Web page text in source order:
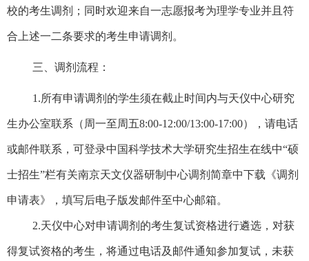
校的考生调剂；同时欢迎来自一志愿报考为理学专业并且符
合上述一二条要求的考生申请调剂。
三、调剂流程：
1.所有申请调剂的学生须在截止时间内与天仪中心研究
生办公室联系（周一至周五8:00-12:00/13:00-17:00），请电话
或邮件联系，可登录中国科学技术大学研究生招生在线中“硕
士招生”栏有关南京天文仪器研制中心调剂简章中下载《调剂
申请表》，填写后电子版发邮件至中心邮箱。
2.天仪中心对申请调剂的考生复试资格进行遴选，对获
得复试资格的考生，将通过电话及邮件通知参加复试，未获